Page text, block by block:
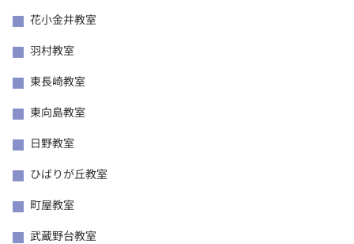
花小金井教室
羽村教室
東長崎教室
東向島教室
日野教室
ひばりが丘教室
町屋教室
武蔵野台教室